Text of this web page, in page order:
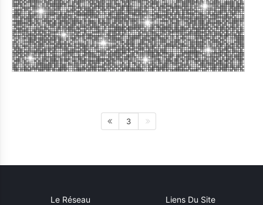
3
Le Réseau Liens Du Site